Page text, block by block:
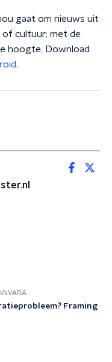
gaat om nieuws uit
of cultuur; met de
hoogte. Download
.
Framing